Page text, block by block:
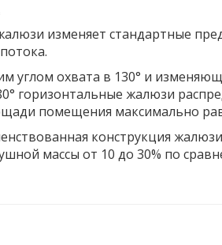
изменяет стандартные
углом охвата в 130° и
горизонтальные жалюзи
помещения максимально
конструкция
массы от 10 до 30% по